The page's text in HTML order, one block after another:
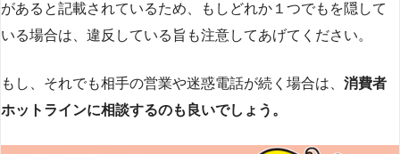
があると記載されているため、もしどれか１つでもを隠して
いる場合は、違反している旨も注意してあげてください。
もし、それでも相手の営業や迷惑電話が続く場合は、 消費者
ホットラインに相談するのも良いでしょう。